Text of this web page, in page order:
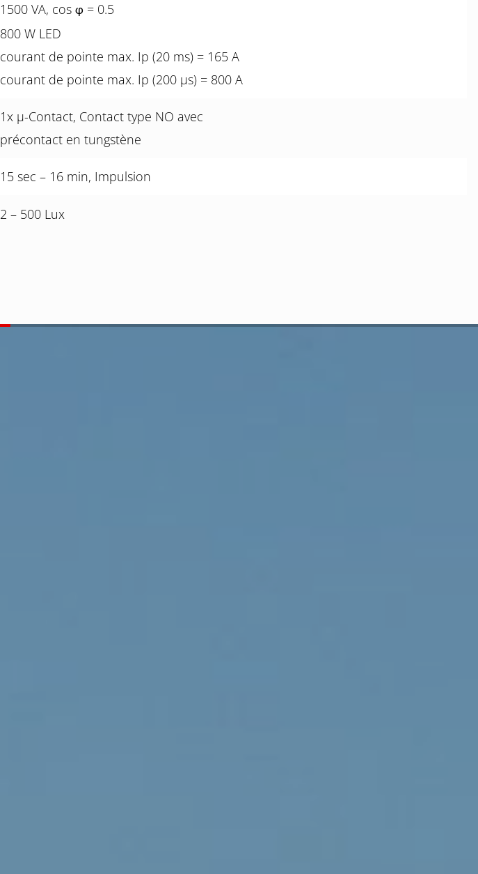
1500 VA, cos φ = 0.5
800 W LED
courant de pointe max. Ip (20 ms) = 165 A
courant de pointe max. Ip (200 µs) = 800 A
1x µ-Contact, Contact type NO avec
précontact en tungstène
15 sec – 16 min, Impulsion
2 – 500 Lux